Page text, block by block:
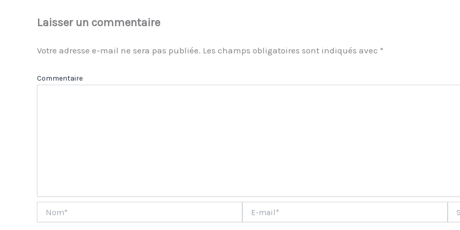
Laisser un commentaire
Votre adresse e-mail ne sera pas publiée. Les champs obligatoires sont indiqués avec *
mail*